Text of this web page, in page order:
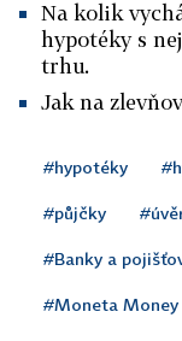
Na kolik
hypotéky s
trhu.
Jak na
#hypotéky
#půjčky
#Banky a
#Moneta Money